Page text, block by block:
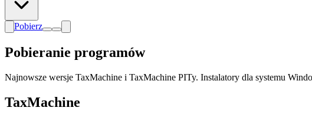
Pobierz
Pobieranie programów
Najnowsze wersje TaxMachine i TaxMachine PITy. Instalatory dla systemu
TaxMachine